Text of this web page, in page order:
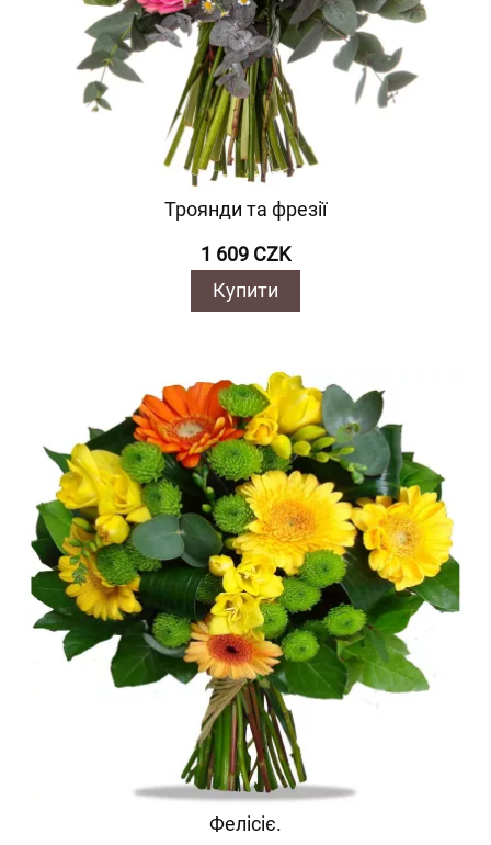
Троянди та фрезії
1 609 CZK
Купити
Фелісіє.